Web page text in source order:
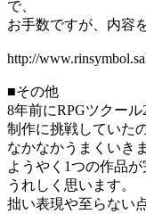
で、
お手数ですが、内容
http://
■その他
8年前にRPGツクー
制作に挑戦していた
なかなかうまくいき
ようやく1つの作品
うれしく思います。
拙い表現や至らない